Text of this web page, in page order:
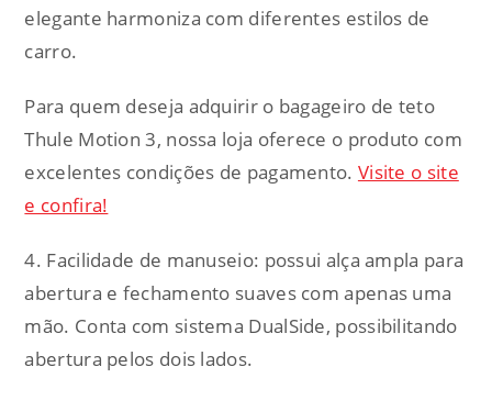
elegante harmoniza com diferentes estilos de
carro.
Para quem deseja adquirir o bagageiro de teto
Thule Motion 3, nossa loja oferece o produto com
excelentes condições de pagamento. Visite o site
e confira!
4. Facilidade de manuseio: possui alça ampla para
abertura e fechamento suaves com apenas uma
mão. Conta com sistema DualSide, possibilitando
abertura pelos dois lados.